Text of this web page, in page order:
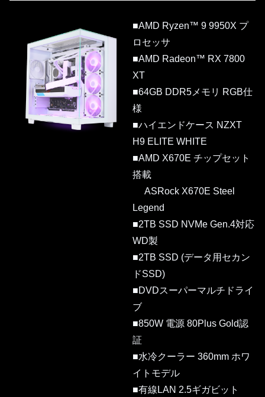
■AMD Ryzen™ 9 9950X プ
ロセッサ
■AMD Radeon™ RX 7800
XT
■64GB DDR5メモリ RGB仕
様
■ハイエンドケース NZXT
H9 ELITE WHITE
■AMD X670E チップセット
搭載
ASRock X670E Steel
Legend
■2TB SSD NVMe Gen.4対応
WD製
■2TB SSD (データ用セカン
ドSSD)
■DVDスーパーマルチドライ
ブ
■850W 電源 80Plus Gold認
証
■水冷クーラー 360mm ホワ
イトモデル
■有線LAN 2.5ギガビット